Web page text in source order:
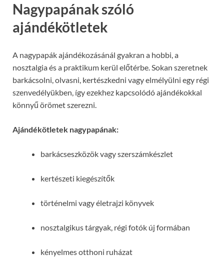
Nagypapának szóló
ajándékötletek
A nagypapák ajándékozásánál gyakran a hobbi, a
nosztalgia és a praktikum kerül előtérbe. Sokan szeretnek
barkácsolni, olvasni, kertészkedni vagy elmélyülni egy régi
szenvedélyükben, így ezekhez kapcsolódó ajándékokkal
könnyű örömet szerezni.
Ajándékötletek nagypapának:
barkácseszközök vagy szerszámkészlet
kertészeti kiegészítők
történelmi vagy életrajzi könyvek
nosztalgikus tárgyak, régi fotók új formában
kényelmes otthoni ruházat